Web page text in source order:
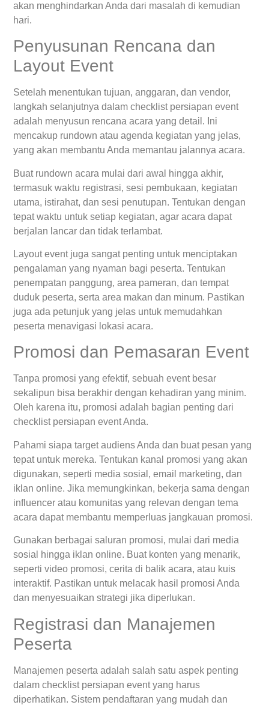
akan menghindarkan Anda dari masalah di kemudian
hari.
Penyusunan Rencana dan
Layout Event
Setelah menentukan tujuan, anggaran, dan vendor,
langkah selanjutnya dalam checklist persiapan event
adalah menyusun rencana acara yang detail. Ini
mencakup rundown atau agenda kegiatan yang jelas,
yang akan membantu Anda memantau jalannya acara.
Buat rundown acara mulai dari awal hingga akhir,
termasuk waktu registrasi, sesi pembukaan, kegiatan
utama, istirahat, dan sesi penutupan. Tentukan dengan
tepat waktu untuk setiap kegiatan, agar acara dapat
berjalan lancar dan tidak terlambat.
Layout event juga sangat penting untuk menciptakan
pengalaman yang nyaman bagi peserta. Tentukan
penempatan panggung, area pameran, dan tempat
duduk peserta, serta area makan dan minum. Pastikan
juga ada petunjuk yang jelas untuk memudahkan
peserta menavigasi lokasi acara.
Promosi dan Pemasaran Event
Tanpa promosi yang efektif, sebuah event besar
sekalipun bisa berakhir dengan kehadiran yang minim.
Oleh karena itu, promosi adalah bagian penting dari
checklist persiapan event Anda.
Pahami siapa target audiens Anda dan buat pesan yang
tepat untuk mereka. Tentukan kanal promosi yang akan
digunakan, seperti media sosial, email marketing, dan
iklan online. Jika memungkinkan, bekerja sama dengan
influencer atau komunitas yang relevan dengan tema
acara dapat membantu memperluas jangkauan promosi.
Gunakan berbagai saluran promosi, mulai dari media
sosial hingga iklan online. Buat konten yang menarik,
seperti video promosi, cerita di balik acara, atau kuis
interaktif. Pastikan untuk melacak hasil promosi Anda
dan menyesuaikan strategi jika diperlukan.
Registrasi dan Manajemen
Peserta
Manajemen peserta adalah salah satu aspek penting
dalam checklist persiapan event yang harus
diperhatikan. Sistem pendaftaran yang mudah dan